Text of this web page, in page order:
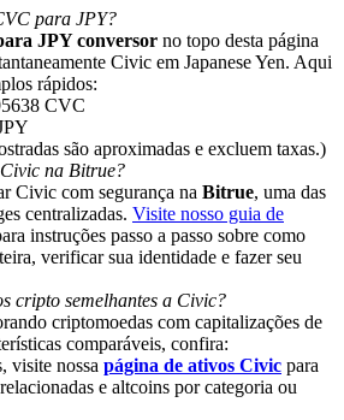
to Share 25000 USDT prize pool!
& Win
prize pool
para JPY?
JPY conversor no topo desta página
Civic em Japanese Yen. Aqui
rápidos:
CVC
são aproximadas e excluem taxas.)
na Bitrue?
Civic com segurança na Bitrue, uma das
centralizadas. Visite nosso guia de
instruções passo a passo sobre como
verificar sua identidade e fazer seu
cripto semelhantes a Civic?
criptomoedas com capitalizações de
comparáveis, confira:
visite nossa página de ativos Civic para
e altcoins por categoria ou